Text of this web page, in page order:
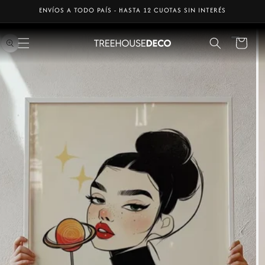
directamente
al contenido
ENVÍOS A TODO PAÍS - HASTA 12 CUOTAS SIN INTERÉS
Carrito
a la
información
del producto